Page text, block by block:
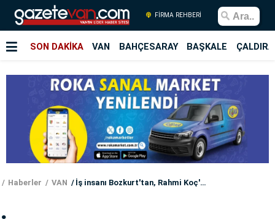
FİRMA REHBERİ
SON DAKİKA VAN BAHÇESARAY BAŞKALE
Haberler VAN İş insanı Bozkurt'tan, Rahmi Koç'a sert tepki